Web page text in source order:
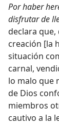
Por haber
disfrutar de
declara que,
creación [la
situación
carnal,
lo malo que
de Dios
miembros
cautivo a la